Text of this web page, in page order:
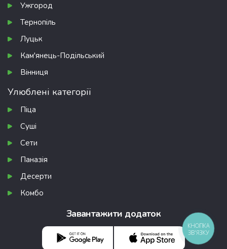
Ужгород
Тернопіль
Луцьк
Кам'янець-Подільський
Вінниця
Улюблені категорії
Піца
Суші
Сети
Паназія
Десерти
Комбо
Завантажити додаток
КНОПКА
ЗВ'ЯЗКУ